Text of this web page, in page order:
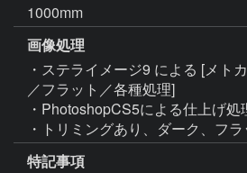
1000mm
画像処理
・ステライメージ9 による [メト
／フラット／各種処理]
・PhotoshopCS5による仕上げ処
・トリミングあり、ダーク、フ
特記事項